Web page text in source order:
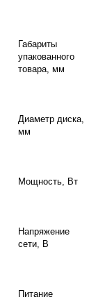
Габариты
упакованного
товара, мм
Диаметр диска,
мм
Мощность, Вт
Напряжение
сети, В
Питание